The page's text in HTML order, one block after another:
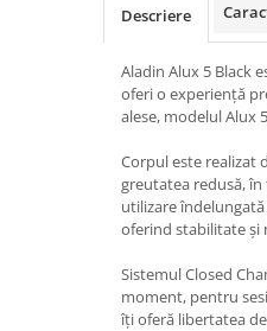
Descriere
Aladin Alux 5 Black
oferi o experiență
alese, modelul Alux
Corpul este realizat
greutatea redusă,
utilizare
oferind stabilitate și
Sistemul Closed
moment, pentru
îți oferă libertatea